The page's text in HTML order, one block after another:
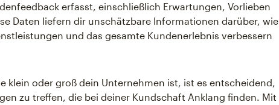
erfasst, einschließlich Erwartungen, Vorlieben
Daten liefern dir unschätzbare Informationen darüber, wie
und das gesamte Kundenerlebnis verbessern
klein oder groß dein Unternehmen ist, ist es entscheidend,
zu treffen, die bei deiner Kundschaft Anklang finden. Mit